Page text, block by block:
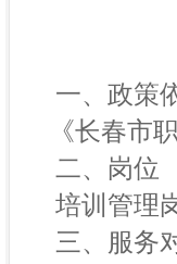
职业
一、政策
《长春市
二、岗位
培训管理
三、服务